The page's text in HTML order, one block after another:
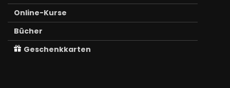
Online-Kurse
Bücher
Geschenkkarten